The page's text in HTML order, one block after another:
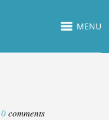
MENU
0comments